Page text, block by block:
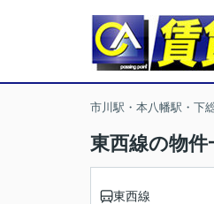
市川駅・本八幡駅・下
東西線の物
東西線